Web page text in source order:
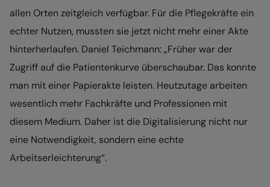
allen Orten zeitgleich verfügbar. Für die Pflegekräfte ein
echter Nutzen, mussten sie jetzt nicht mehr einer Akte
hinterherlaufen. Daniel Teichmann: „Früher war der
Zugriff auf die Patientenkurve überschaubar. Das konnte
man mit einer Papierakte leisten. Heutzutage arbeiten
wesentlich mehr Fachkräfte und Professionen mit
diesem Medium. Daher ist die Digitalisierung nicht nur
eine Notwendigkeit, sondern eine echte
Arbeitserleichterung“.